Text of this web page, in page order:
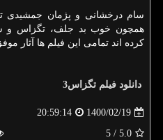
سام درخشانی و پژمان جمشیدی
همچون خوب بد جلف، تگزاس و
کرده اند تمامی این فیلم ها آثار
دانلود فیلم تگزاس3
1400/02/19
20:59:14
5.0
/ 5